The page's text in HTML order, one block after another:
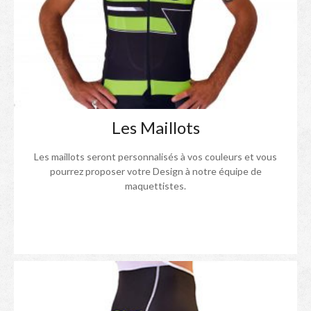
Les Maillots
Les maillots seront personnalisés à vos couleurs et vous
pourrez proposer votre Design à notre équipe de
maquettistes.